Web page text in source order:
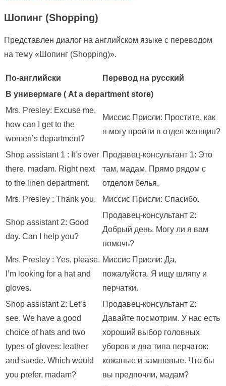
Шопинг (Shopping)
Представлен диалог на английском языке с переводом
на тему «Шопинг (Shopping)».
По-английски
Перевод на русский
В универмаге ( At a department store)
Mrs. Presley: Excuse me,
how can I get to the
women’s department?
Миссис Присли: Простите, как
я могу пройти в отдел женщин?
Shop assistant 1 : It’s over
there, madam. Right next
to the linen department.
Продавец-консультант 1: Это
там, мадам. Прямо рядом с
отделом белья.
Mrs. Presley : Thank you.
Миссис Присли: Спасибо.
Shop assistant 2: Good
day. Can I help you?
Продавец-консультант 2:
Добрый день. Могу ли я вам
помочь?
Mrs. Presley : Yes, please.
I’m looking for a hat and
gloves.
Миссис Присли: Да,
пожалуйста. Я ищу шляпу и
перчатки.
Shop assistant 2: Let’s
see. We have a good
choice of hats and two
types of gloves: leather
and suede. Which would
you prefer, madam?
Продавец-консультант 2:
Давайте посмотрим. У нас есть
хороший выбор головных
уборов и два типа перчаток:
кожаные и замшевые. Что бы
вы предпочли, мадам?